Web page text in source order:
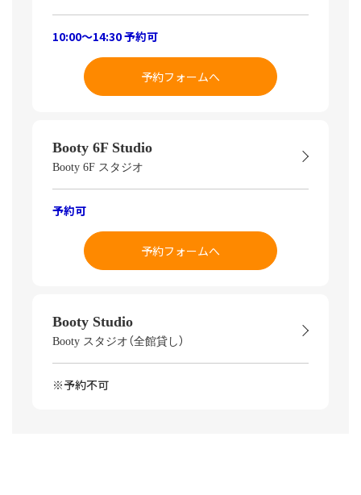
10:00～14:30 予約可
予約フォームへ
Booty 6F Studio
Booty 6F スタジオ
予約可
予約フォームへ
Booty Studio
Booty スタジオ（全館貸し）
※予約不可